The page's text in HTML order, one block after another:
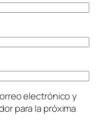
electrónico y
para la próxima